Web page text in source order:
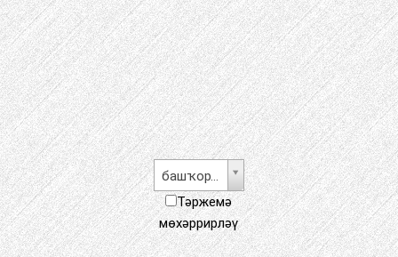
башҡорт теле
Тәржемә
мөхәррирләү